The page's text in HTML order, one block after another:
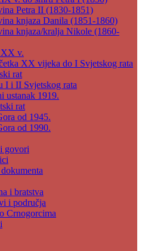
Petra II (1830-1851)
knjaza Danila (1851-1860)
knjaza/kralja Nikole (1860-
XX v.
XX vijeka do I Svjetskog rata
rat
I i II Svjetskog rata
ustanak 1919.
rat
od 1945.
od 1990.
govori
i bratstva
i područja
Crnogorcima